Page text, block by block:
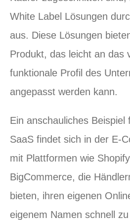
White Label Lösungen
aus. Diese Lösungen
Produkt, das leicht an das
funktionale Profil des
angepasst werden kann.
Ein anschauliches Beispiel
SaaS findet sich in der E-
mit Plattformen wie
BigCommerce, die
bieten, ihren eigenen
eigenem Namen schnell